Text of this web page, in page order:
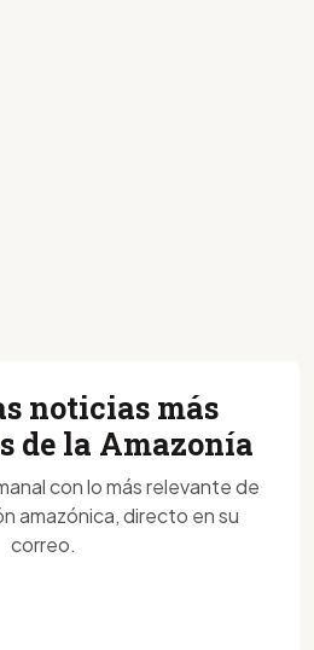
noticias más
de la Amazonía
con lo más relevante de
amazónica, directo en su
correo.